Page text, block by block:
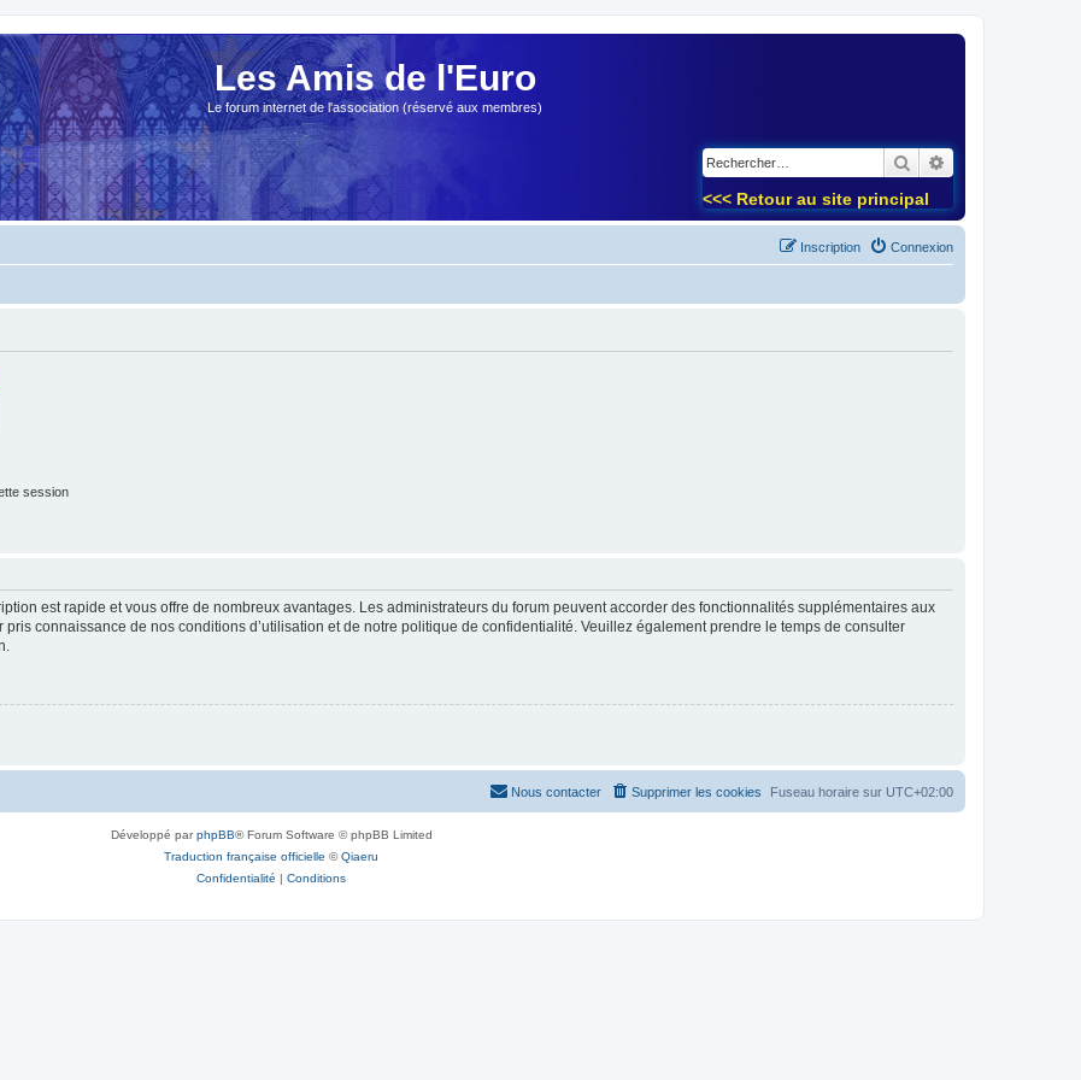
Les Amis de l'Euro
Le forum internet de l'association (réservé aux membres)
Rechercher
<<< Retour au site principal
Connexion
Inscription
session
est rapide et vous offre de nombreux avantages. Les administrateurs du forum peuvent accorder des fonctionnalités supplémentaires aux
connaissance de nos conditions d’utilisation et de notre politique de confidentialité. Veuillez également prendre le temps de consulter
Fuseau horaire sur UTC+02:00
Supprimer les cookies
Nous contacter
Développé parphpBB® Forum Software © phpBB Limited
Traduction française officielle ©Qiaeru
Confidentialité | Conditions